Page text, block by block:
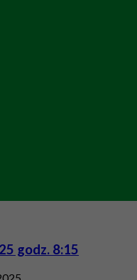
godz. 8:15